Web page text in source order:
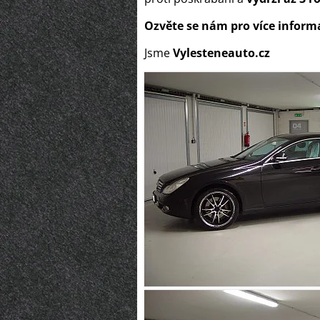
Ozvěte se nám pro více
JsmeVylesteneauto.cz